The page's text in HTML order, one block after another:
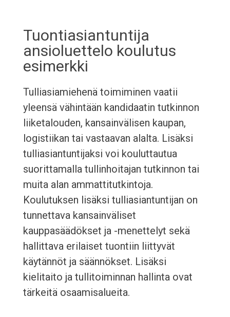
Tuontiasiantuntija
ansioluettelo koulutus
esimerkki
Tulliasiamiehenä toimiminen vaatii
yleensä vähintään kandidaatin tutkinnon
liiketalouden, kansainvälisen kaupan,
logistiikan tai vastaavan alalta. Lisäksi
tulliasiantuntijaksi voi kouluttautua
suorittamalla tullinhoitajan tutkinnon tai
muita alan ammattitutkintoja.
Koulutuksen lisäksi tulliasiantuntijan on
tunnettava kansainväliset
kauppasäädökset ja -menettelyt sekä
hallittava erilaiset tuontiin liittyvät
käytännöt ja säännökset. Lisäksi
kielitaito ja tullitoiminnan hallinta ovat
tärkeitä osaamisalueita.